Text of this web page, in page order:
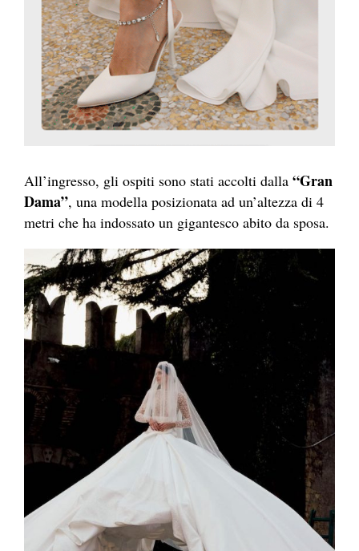
All’ingresso, gli ospiti sono stati accolti dalla “Gran
Dama”, una modella posizionata ad un’altezza di 4
metri che ha indossato un gigantesco abito da sposa.